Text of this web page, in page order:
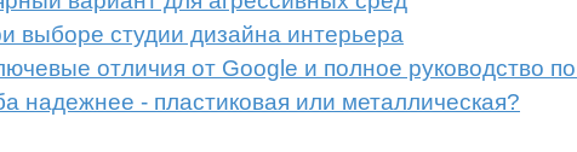
выборе студии дизайна интерьера
отличия от Google и полное руководство
надежнее - пластиковая или металлическая?